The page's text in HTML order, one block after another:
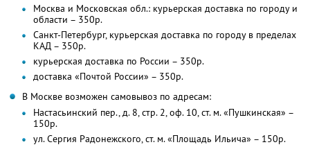
Москва и Московская обл.: курьерская доставка по городу и
области – 350р.
Санкт-Петербург, курьерская доставка по городу в пределах
КАД – 350р.
курьерская доставка по России – 350р.
доставка «Почтой России» – 350р.
В Москве возможен самовывоз по адресам:
Настасьинский пер., д. 8, стр. 2, оф. 10, ст. м. «Пушкинская» –
150р.
ул. Сергия Радонежского, ст. м. «Площадь Ильича» – 150р.